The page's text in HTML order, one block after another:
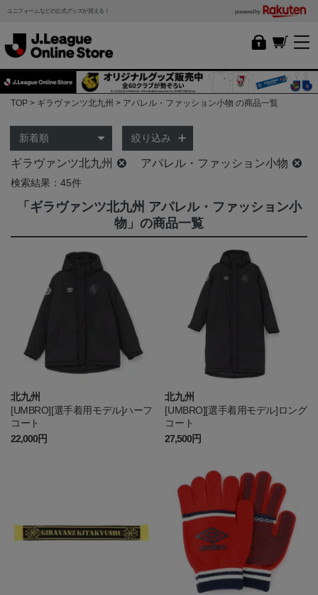
ユニフォームなどの公式グッズが買える！ powered by
TOP ギラヴァンツ北九州 アパレル・ファッション小物 の商品一覧
絞り込み
ギラヴァンツ北九州 アパレル・ファッション小物
検索結果：45件
「ギラヴァンツ北九州 アパレル・ファッション小
物」の商品一覧
北九州
[UMBRO][選手着用モデル]ハーフ
コート
22,000円
北九州
[UMBRO][選手着用モデル]ロング
コート
27,500円